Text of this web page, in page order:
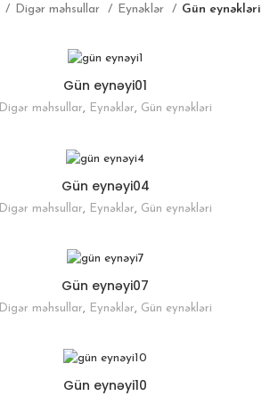
Digər məhsullar Eynəklər Gün eynəkləri
Gün eynəyi01
Digər məhsullar, Eynəklər, Gün eynəkləri
Gün eynəyi04
Digər məhsullar, Eynəklər, Gün eynəkləri
Gün eynəyi07
Digər məhsullar, Eynəklər, Gün eynəkləri
Gün eynəyi10